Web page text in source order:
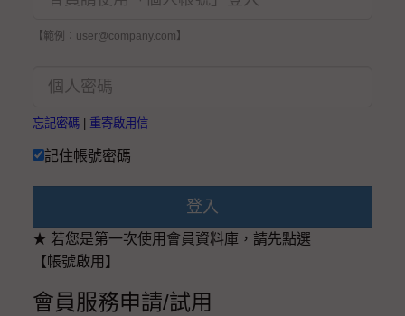
【範例：user@company.com】
忘記密碼 重寄啟用信
記住帳號密碼
登入
★ 若您是第一次使用會員資料庫，請先點選
【帳號啟用】
會員服務申請/試用